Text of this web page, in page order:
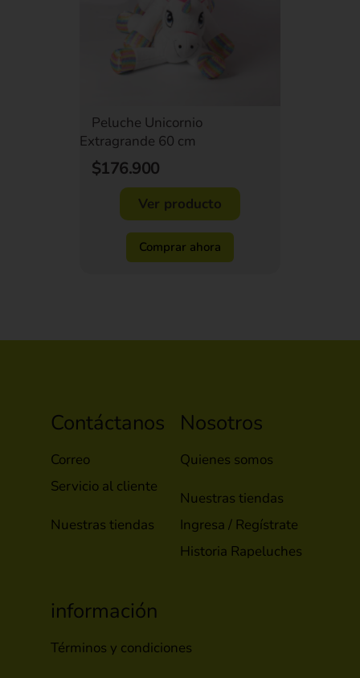
Peluche Unicornio
Extragrande 60 cm
$176.900
Ver producto
Comprar ahora
Contáctanos
Correo
Servicio al cliente
Nuestras tiendas
Nosotros
Quienes somos
Nuestras tiendas
Ingresa / Regístrate
Historia Rapeluches
información
Términos y condiciones